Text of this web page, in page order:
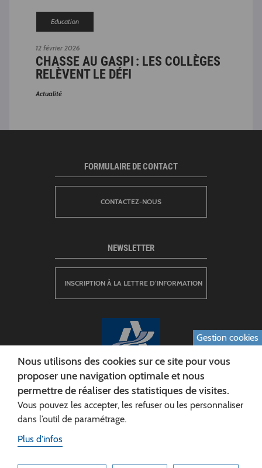
12 février 2026
Education
CHASSE AU GASPI : LES COLLÈGES
RELÈVENT LE DÉFI
Actualité
CONSEIL DÉPARTEMENTAL DE L'AISNE
Siège :
FORMULAIRE DE CONTACT
CONTACTEZ-NOUS
NEWSLETTER
INSCRIPTION À LA LETTRE D’INFORMATION
Gestion cookies
Nous utilisons des cookies sur ce site pour vous
proposer une navigation optimale et nous
permettre de réaliser des statistiques de visites.
Vous pouvez les accepter, les refuser ou les personnaliser
dans l’outil de paramétrage.
Plus d'infos